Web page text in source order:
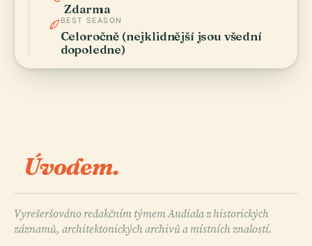
Zdarma
BEST SEASON
Celoročně (nejklidnější jsou všední
dopoledne)
Úvodem.
Vyrešeršováno redakčním týmem Audiala z historických
záznamů, architektonických archivů a místních znalostí.